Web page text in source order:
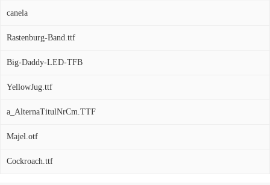
canela
Rastenburg-Band.ttf
Big-Daddy-LED-TFB
YellowJug.ttf
a_AlternaTitulNrCm.TTF
Majel.otf
Cockroach.ttf